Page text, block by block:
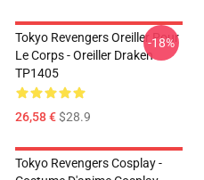
Tokyo Revengers Oreiller Pour
Le Corps - Oreiller Draken
TP1405
26,58 €$28.9
-18%
Tokyo Revengers Cosplay -